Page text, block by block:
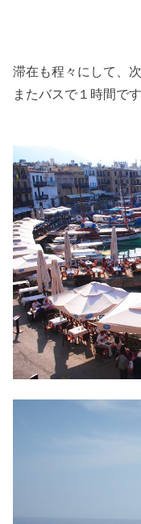
滞在も程々にして、
またバスで１時間です